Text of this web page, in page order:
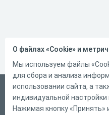
Русский
Справка
О файлах «Cookie» и
Мы используем файлы
для сбора и анализа
использовании сайта, а
индивидуальной
Нажимая кнопку